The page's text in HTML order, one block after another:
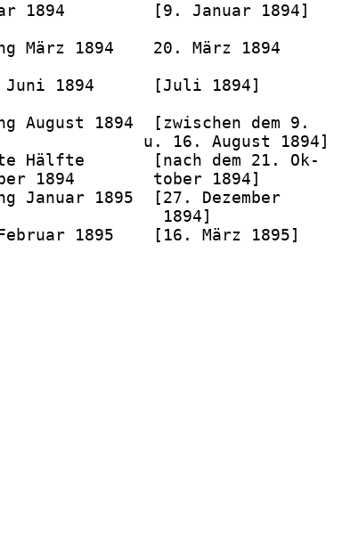
1894         [9. Januar 1894]
März 1894    20. März 1894
1894      [Juli 1894]
August 1894  [zwischen dem 9.
u. 16. August 1894]
Hälfte       [nach dem 21. Ok-
1894        tober 1894]
Januar 1895  [27. Dezember
1894]
1895    [16. März 1895]